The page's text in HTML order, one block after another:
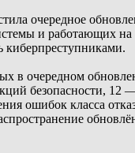
очередное
и работающих
киберпреступниками.
в очередном
безопасности,
ошибок класса